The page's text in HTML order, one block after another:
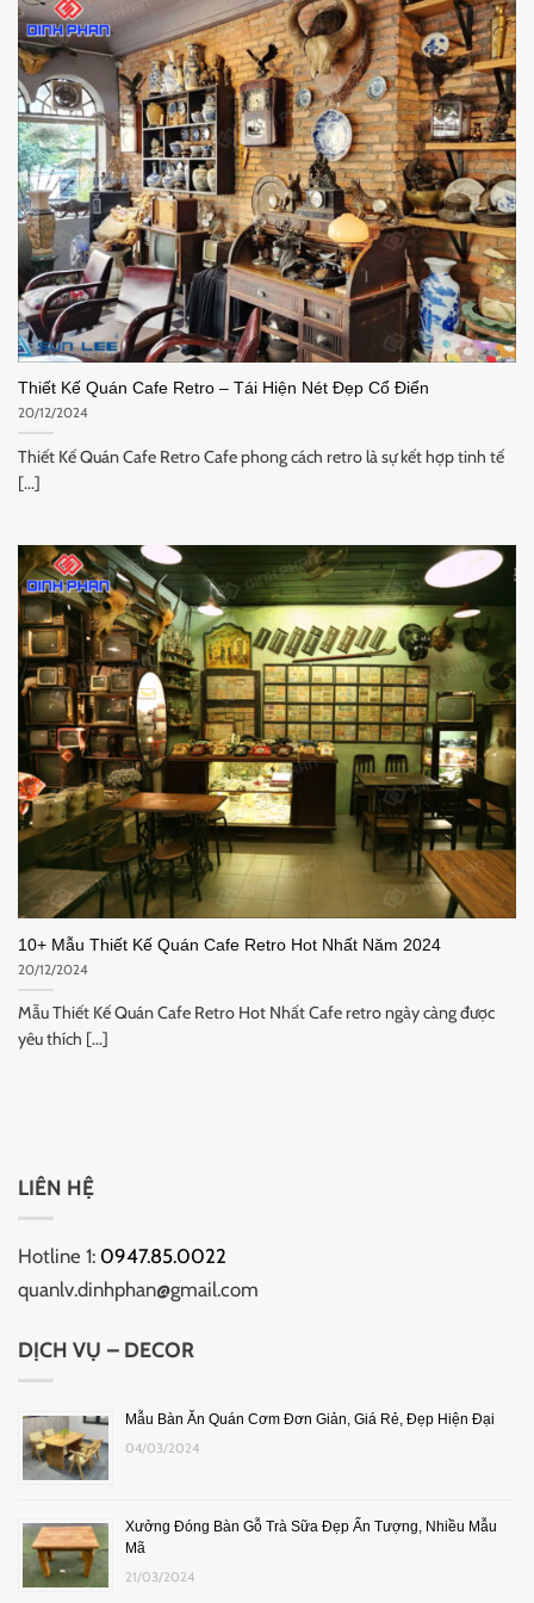
Thiết Kế Quán Cafe Retro – Tái Hiện Nét Đẹp Cổ Điển
20/12/2024
Thiết Kế Quán Cafe Retro Cafe phong cách retro là sự kết hợp tinh tế
[...]
10+ Mẫu Thiết Kế Quán Cafe Retro Hot Nhất Năm 2024
20/12/2024
Mẫu Thiết Kế Quán Cafe Retro Hot Nhất Cafe retro ngày càng được
yêu thích [...]
LIÊN HỆ
Hotline 1: 0947.85.0022
quanlv.dinhphan@gmail.com
DỊCH VỤ – DECOR
Mẫu Bàn Ăn Quán Cơm Đơn Giản, Giá Rẻ, Đẹp Hiện Đại
04/03/2024
Xưởng Đóng Bàn Gỗ Trà Sữa Đẹp Ấn Tượng, Nhiều Mẫu
Mã
21/03/2024